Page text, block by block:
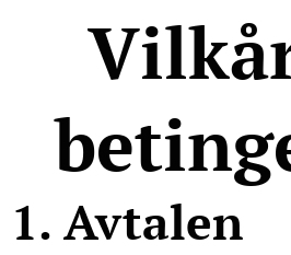
1. Avtalen